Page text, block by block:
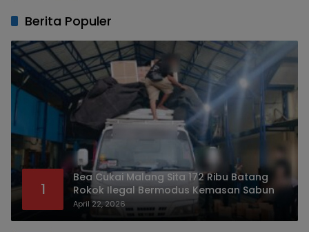
Berita Populer
1
Bea Cukai Malang Sita 172 Ribu Batang
Rokok Ilegal Bermodus Kemasan Sabun
April 22, 2026